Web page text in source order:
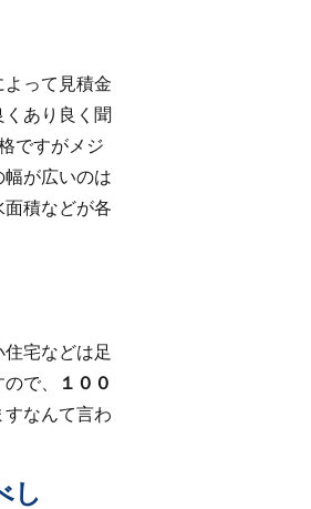
って見積金
あり良く聞
ですがメジ
が広いのは
積などが各
宅などは足
で、
１００
なんて言わ
し